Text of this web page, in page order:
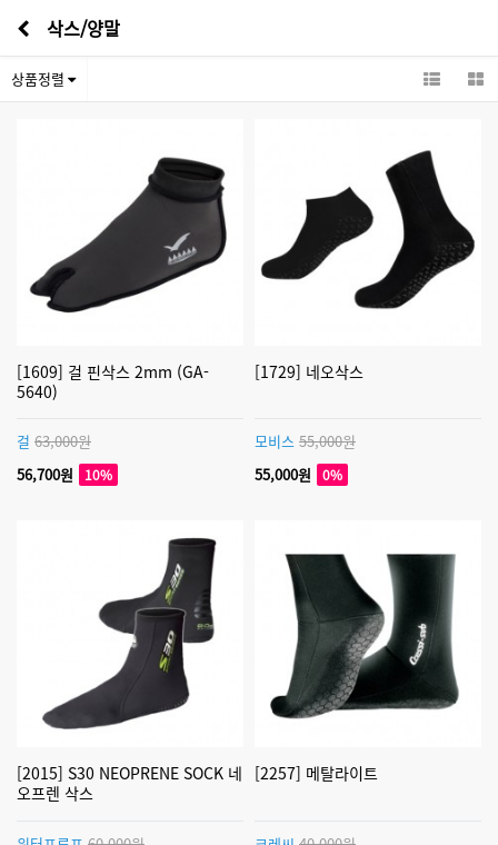
삭스/양말
상품정렬
[1609] 걸 핀삭스 2mm (GA-
5640)
걸 63,000원
56,700원
10%
[1729] 네오삭스
모비스 55,000원
55,000원
0%
[2015] S30 NEOPRENE SOCK 네
오프렌 삭스
[2257] 메탈라이트